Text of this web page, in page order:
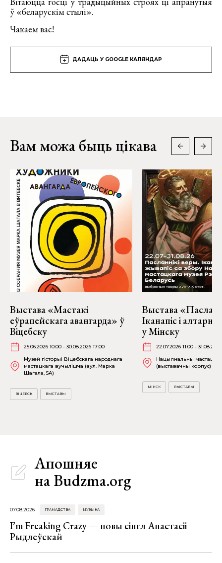
ў «беларускім стылі».
Чакаем вас!
ДАДАЦЬ У GOOGLE КАЛЯНДАР
Вам можа быць цікава
Выстава «Мастакі
еўрапейскага авангарда» ў
Віцебску
25.06.2026 10:00 - 30.08.2026 17:00
Музей гісторыі Віцебскага народнага
мастацкага вучылішча (вул. Марка
Шагала, 5А)
ВІЦЕБСК ВЫСТАВЫ
Выстава
Іканапіс і
у Мінску
22.07.2026 11:00 -
Нацыянальны мастацкі
(выставачны корпус) (К.
МІНСК ВЫСТАВЫ
Апошняе
на Budzma.org
07.08.2026 ГРАМАДСТВА МУЗЫКА
I’m Freaking Crazy — новы сінгл Анастасіі
Рыдлеўскай